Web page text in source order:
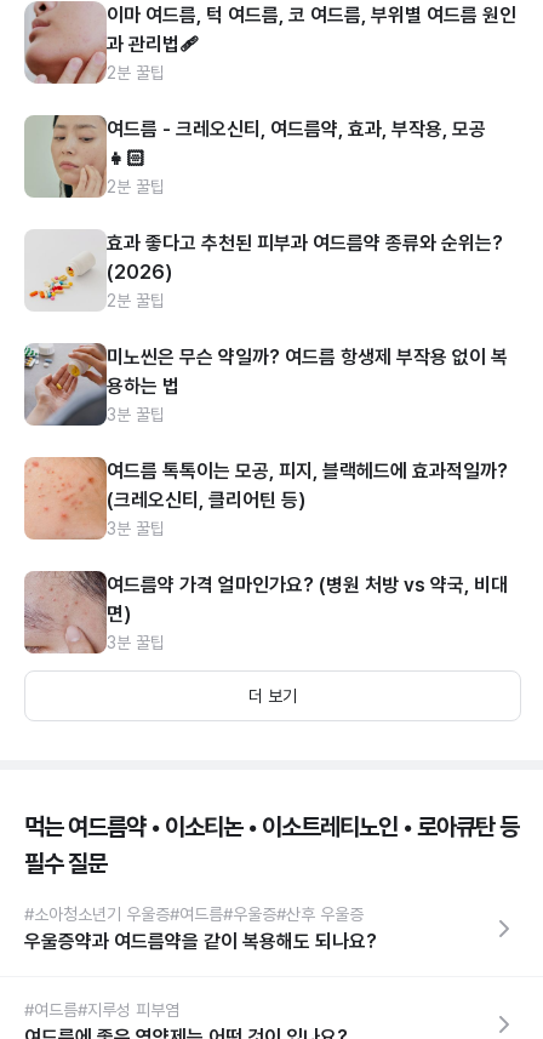
이마 여드름, 턱 여드름, 코 여드름, 부위별 여드름 원인
과 관리법🩹
2분 꿀팁
여드름 - 크레오신티, 여드름약, 효과, 부작용, 모공
👧🏻
2분 꿀팁
효과 좋다고 추천된 피부과 여드름약 종류와 순위는?
(2026)
2분 꿀팁
미노씬은 무슨 약일까? 여드름 항생제 부작용 없이 복
용하는 법
3분 꿀팁
여드름 톡톡이는 모공, 피지, 블랙헤드에 효과적일까?
(크레오신티, 클리어틴 등)
3분 꿀팁
여드름약 가격 얼마인가요? (병원 처방 vs 약국, 비대
면)
3분 꿀팁
더 보기
먹는 여드름약 • 이소티논 • 이소트레티노인 • 로아큐탄 등
필수 질문
#소아청소년기 우울증#여드름#우울증#산후 우울증
우울증약과 여드름약을 같이 복용해도 되나요?
#여드름#지루성 피부염